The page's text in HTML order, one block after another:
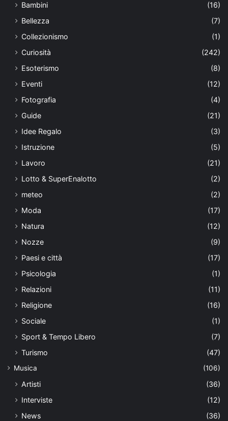
Bambini
(16)
Bellezza
(7)
Collezionismo
(1)
Curiosità
(242)
Esoterismo
(8)
Eventi
(12)
Fotografia
(4)
Guide
(21)
Idee Regalo
(3)
Istruzione
(5)
Lavoro
(21)
Lotto & SuperEnalotto
(2)
meteo
(2)
Moda
(17)
Natura
(12)
Nozze
(9)
Paesi e città
(17)
Psicologia
(1)
Relazioni
(11)
Religione
(16)
Sociale
(1)
Sport & Tempo Libero
(7)
Turismo
(47)
Musica (106)
Artisti
(36)
Interviste
(12)
News
(36)